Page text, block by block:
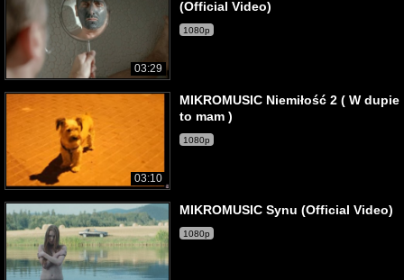
03:29
(Official Video)
1080p
03:10
MIKROMUSIC Niemiłość 2 ( W dupie
to mam )
1080p
MIKROMUSIC Synu (Official Video)
1080p